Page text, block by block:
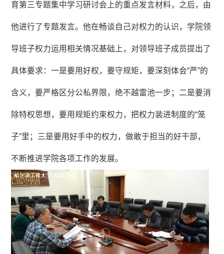
育第三专题集中学习研讨会上的重点发言材料，之后，由
他进行了专题发言。他在畅谈自己对权力的认识，学院领
导班子权力运用相关情况基础上，对领导班子成员提出了
具体要求：一是要用好权，要守规矩，要深刻体会“严”的
含义，要严格区分公私界限，绝不越雷池一步；二是要消
除特权思想，要用规矩约束权力，把权力装进制度的“笼
子”里；三是要用好手中的权力，做敢于担当的好干部，
不断推进学院各项工作的发展。